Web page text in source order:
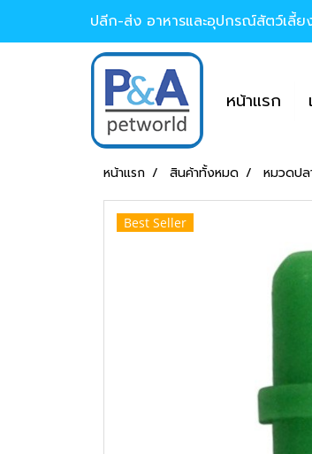
ปลีก-ส่ง อาหารและอุปกรณ์สัตว์เลี้ย
หน้าแรก
หน้าแรก สินค้าทั้งหมด หมวดปล
Best Seller